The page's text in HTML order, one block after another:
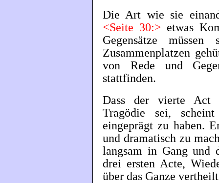
Die Art wie sie
<Seite 30:> etwas
Gegensätze
Zusammenplatzen
von Rede und
stattfinden.
Dass der vierte Act
Tragödie sei,
eingeprägt zu haben.
und dramatisch zu
langsam in Gang und
drei ersten Acte,
über das Ganze